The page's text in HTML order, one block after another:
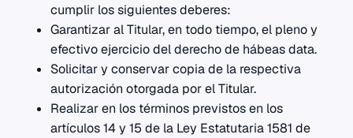
cumplir los siguientes deberes:
Garantizar al Titular, en todo tiempo, el pleno y
efectivo ejercicio del derecho de hábeas data.
Solicitar y conservar copia de la respectiva
autorización otorgada por el Titular.
Realizar en los términos previstos en los
artículos 14 y 15 de la Ley Estatutaria 1581 de